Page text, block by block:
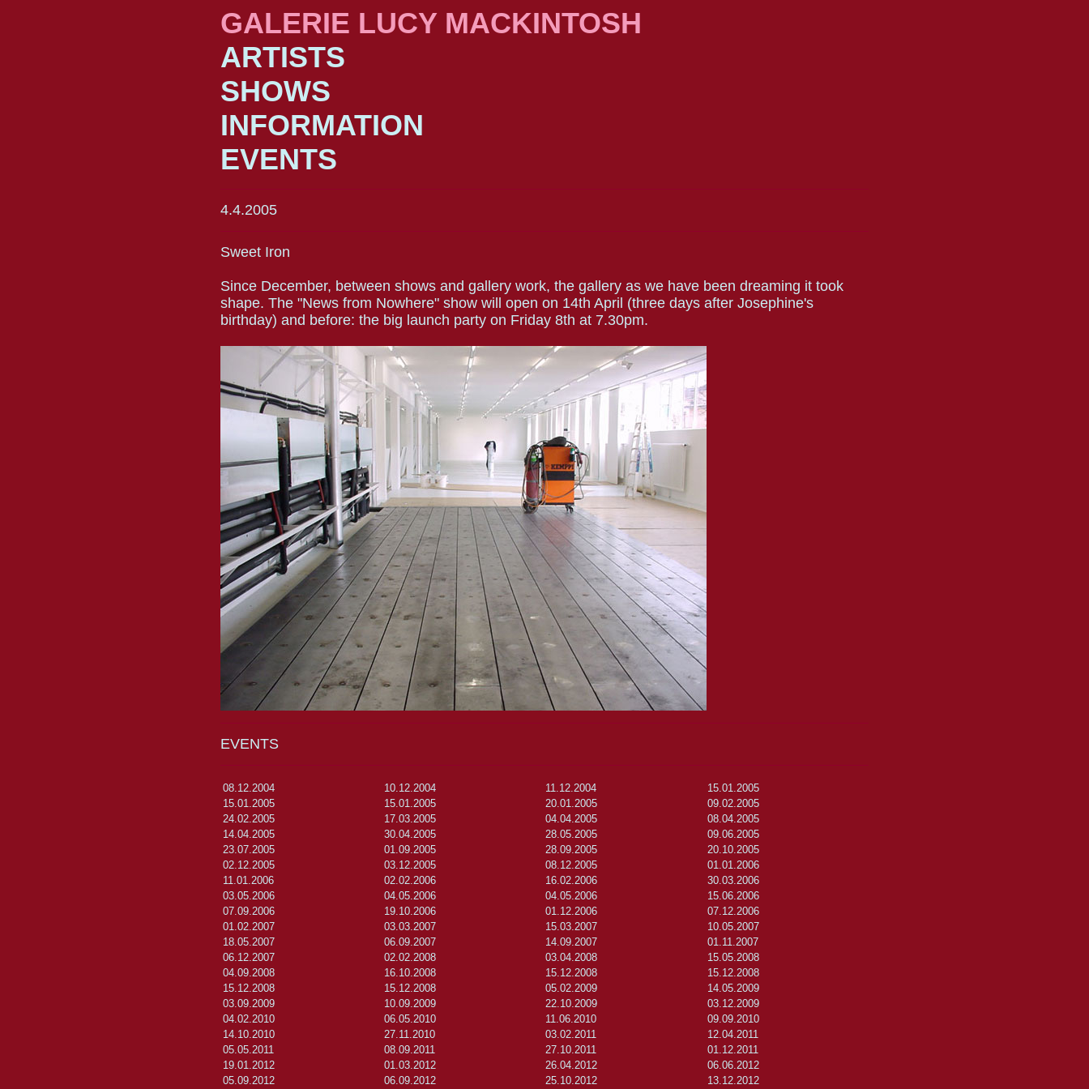
GALERIE LUCY MACKINTOSH
ARTISTS
SHOWS
INFORMATION
EVENTS
4.4.2005
Sweet Iron
Since December, between shows and gallery work, the gallery as we have been dreaming it took
shape. The "News from Nowhere" show will open on 14th April (three days after Josephine's
birthday) and before: the big launch party on Friday 8th at 7.30pm.
EVENTS
08.12.2004 10.12.2004 11.12.2004
15.01.2005
15.01.2005
15.01.2005 20.01.2005
09.02.2005
24.02.2005
17.03.2005 04.04.2005
08.04.2005
14.04.2005
30.04.2005 28.05.2005
09.06.2005
23.07.2005
01.09.2005 28.09.2005
20.10.2005
02.12.2005
03.12.2005 08.12.2005
01.01.2006
11.01.2006
02.02.2006 16.02.2006
30.03.2006
03.05.2006
04.05.2006 04.05.2006
15.06.2006
07.09.2006
19.10.2006 01.12.2006
07.12.2006
01.02.2007
03.03.2007 15.03.2007
10.05.2007
18.05.2007
06.09.2007 14.09.2007
01.11.2007
06.12.2007
02.02.2008 03.04.2008
15.05.2008
04.09.2008
16.10.2008 15.12.2008
15.12.2008
15.12.2008
15.12.2008 05.02.2009
14.05.2009
03.09.2009
10.09.2009 22.10.2009
03.12.2009
04.02.2010
06.05.2010 11.06.2010
09.09.2010
14.10.2010
27.11.2010 03.02.2011
12.04.2011
05.05.2011
08.09.2011 27.10.2011
01.12.2011
19.01.2012
01.03.2012 26.04.2012
06.06.2012
05.09.2012
06.09.2012 25.10.2012 13.12.2012